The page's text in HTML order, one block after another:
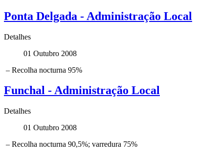
Ponta Delgada - Administração Local
Detalhes
01 Outubro 2008
– Recolha nocturna 95%
Funchal - Administração Local
Detalhes
01 Outubro 2008
– Recolha nocturna 90,5%; varredura 75%